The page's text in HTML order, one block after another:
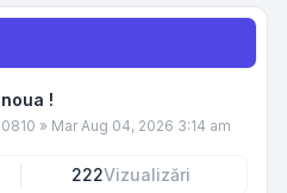
!
» Mar Aug 04, 2026 3:14 am
222Vizualizări